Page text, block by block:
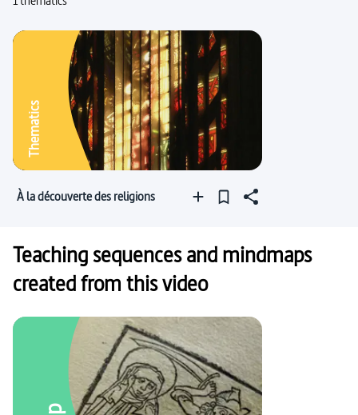
Thematics
À la découverte des religions
Teaching sequences and mindmaps
created from this video